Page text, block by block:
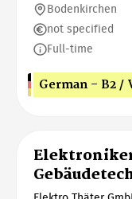
Bodenkirchen
not specified
Full-time
German - B2 /